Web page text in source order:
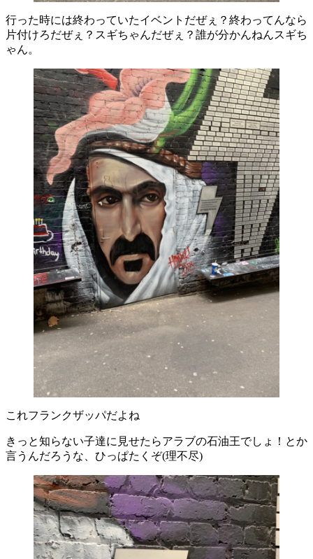
行った時には終わっていたイベントだぜぇ？終わってんなら
片付けろだぜぇ？スギちゃんだぜぇ？誰が分かんねんスギち
ゃん。
これフランクザッパだよね
きっと知らない子達に見せたらアラブの石油王でしょ！とか
言うんだろうな、ひっぱたくぞ(理不尽)